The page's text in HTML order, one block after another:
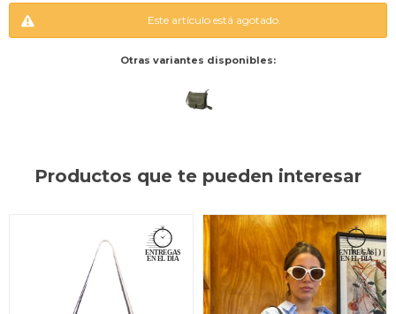
Este artículo está agotado.
Otras variantes disponibles:
Productos que te pueden interesar